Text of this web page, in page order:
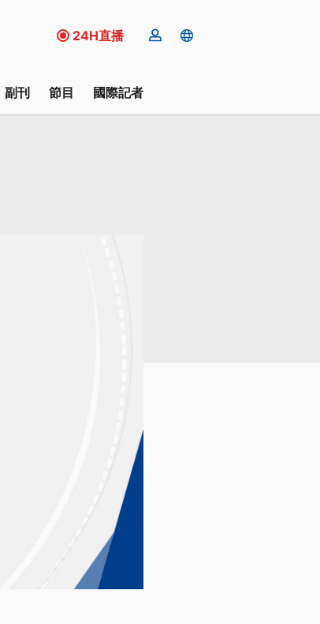
24H直播
副刊 節目 國際記者